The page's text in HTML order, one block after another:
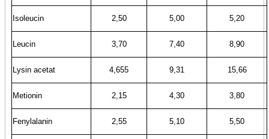
Isoleucin 2,50 5,00 5,20
Leucin 3,70 7,40 8,90
Lysin acetat 4,655 9,31 15,66
Metionin 2,15 4,30 3,80
Fenylalanin 2,55 5,10 5,50